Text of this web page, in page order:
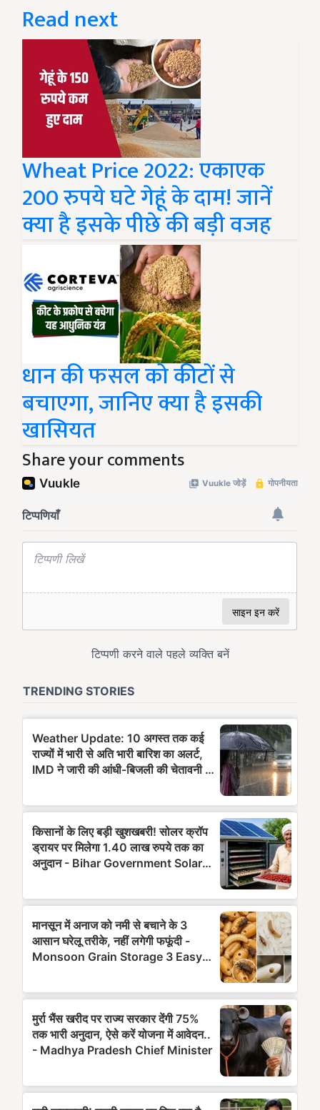
Read next
Wheat Price 2022: एकाएक
200 रुपये घटे गेहूं के दाम! जानें
क्या है इसके पीछे की बड़ी वजह
धान की फसल को कीटों से
बचाएगा, जानिए क्या है इसकी
खासियत
Share your comments